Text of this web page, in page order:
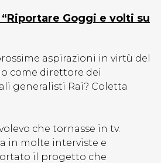
Goggi e volti su
aspirazioni in virtù del
come direttore dei
generalisti Rai? Coletta
che tornasse in tv.
in molte interviste e
il progetto che